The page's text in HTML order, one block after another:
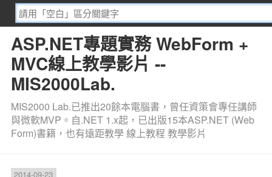
ASP.NET專題實務 WebForm +
MVC線上教學影片 --
MIS2000Lab.
MIS2000 Lab.已推出20餘本電腦書，曾任資策會專任講師
與微軟MVP。自.NET 1.x起，已出版15本ASP.NET (Web
Form)書籍，也有遠距教學 線上教程 教學影片
2014-09-23